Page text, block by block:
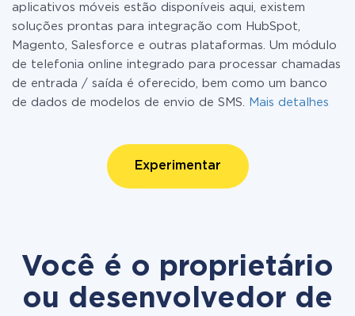
aplicativos móveis estão disponíveis aqui, existem
soluções prontas para integração com HubSpot,
Magento, Salesforce e outras plataformas. Um módulo
de telefonia online integrado para processar chamadas
de entrada / saída é oferecido, bem como um banco
de dados de modelos de envio de SMS.
Mais detalhes
Experimentar
Você é o proprietário
ou desenvolvedor de